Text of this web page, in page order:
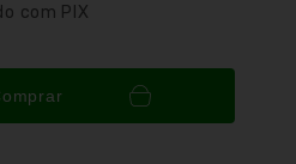
com PIX